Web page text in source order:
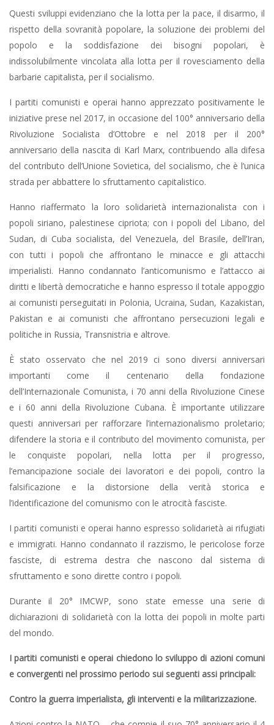
Questi sviluppi evidenziano che la lotta per la pace, il disarmo, il
rispetto della sovranità popolare, la soluzione dei problemi del
popolo e la soddisfazione dei bisogni popolari, è
indissolubilmente vincolata alla lotta per il rovesciamento della
barbarie capitalista, per il socialismo.
I partiti comunisti e operai hanno apprezzato positivamente le
iniziative prese nel 2017, in occasione del 100° anniversario della
Rivoluzione Socialista d’Ottobre e nel 2018 per il 200°
anniversario della nascita di Karl Marx, contribuendo alla difesa
del contributo dell’Unione Sovietica, del socialismo, che è l’unica
strada per abbattere lo sfruttamento capitalistico.
Hanno riaffermato la loro solidarietà internazionalista con i
popoli siriano, palestinese cipriota; con i popoli del Libano, del
Sudan, di Cuba socialista, del Venezuela, del Brasile, dell’Iran,
con tutti i popoli che affrontano le minacce e gli attacchi
imperialisti. Hanno condannato l’anticomunismo e l’attacco ai
diritti e libertà democratiche e hanno espresso il totale appoggio
ai comunisti perseguitati in Polonia, Ucraina, Sudan, Kazakistan,
Pakistan e ai comunisti che affrontano persecuzioni legali e
politiche in Russia, Transnistria e altrove.
È stato osservato che nel 2019 ci sono diversi anniversari
importanti come il centenario della fondazione
dell’Internazionale Comunista, i 70 anni della Rivoluzione Cinese
e i 60 anni della Rivoluzione Cubana. È importante utilizzare
questi anniversari per rafforzare l’internazionalismo proletario;
difendere la storia e il contributo del movimento comunista, per
le conquiste popolari, nella lotta per il progresso,
l’emancipazione sociale dei lavoratori e dei popoli, contro la
falsificazione e la distorsione della verità storica e
l’identificazione del comunismo con le atrocità fasciste.
I partiti comunisti e operai hanno espresso solidarietà ai rifugiati
e immigrati. Hanno condannato il razzismo, le pericolose forze
fasciste, di estrema destra che nascono dal sistema di
sfruttamento e sono dirette contro i popoli.
Durante il 20° IMCWP, sono state emesse una serie di
dichiarazioni di solidarietà con la lotta dei popoli in molte parti
del mondo.
I partiti comunisti e operai chiedono lo sviluppo di azioni comuni
e convergenti nel prossimo periodo sui seguenti assi principali:
Contro la guerra imperialista, gli interventi e la militarizzazione.